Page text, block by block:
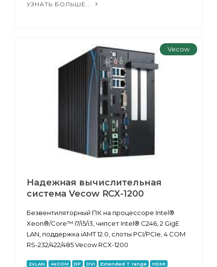
УЗНАТЬ БОЛЬШЕ...
Vecow
Надежная вычислительная
система Vecow RCX-1200
Безвентиляторный ПК на процессоре Intel®
Xeon®/Core™ i7/i5/i3, чипсет Intel® C246, 2 GigE
LAN, поддержка iAMT 12.0, слоты PCI/PCIe, 4 COM
RS-232/422/485 Vecow RCX-1200
2xLAN 4xCOM DP DVI Extended T range HDMI